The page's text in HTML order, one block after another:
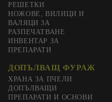
РЕШЕТКИ
НОЖОВЕ, ВИЛИЦИ И
ВАЛЯЦИ ЗА
РАЗПЕЧАТВАНЕ
ИНВЕНТАР ЗА
ПРЕПАРАТИ
ДОПЪЛВАЩ ФУРАЖ
ХРАНА ЗА ПЧЕЛИ
ДОПЪЛВАЩИ
ПРЕПАРАТИ И ОСНОВИ